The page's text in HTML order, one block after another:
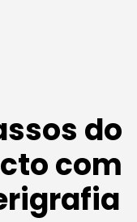
do
com